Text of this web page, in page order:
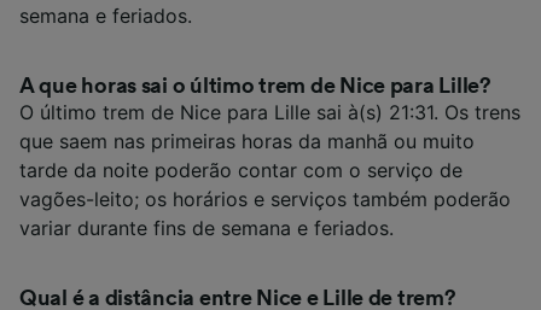
semana e feriados.
A que horas sai o último trem de Nice para Lille?
O último trem de Nice para Lille sai à(s) 21:31. Os trens
que saem nas primeiras horas da manhã ou muito
tarde da noite poderão contar com o serviço de
vagões-leito; os horários e serviços também poderão
variar durante fins de semana e feriados.
Qual é a distância entre Nice e Lille de trem?